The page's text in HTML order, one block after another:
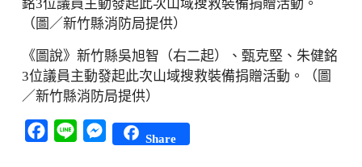
《圖說》新竹縣吳旭智（右二起）、甄克堅、朱健銘
3位議員主動發起此次山域搜救裝備捐贈活動。（圖
／新竹縣消防局提供）
Facebook
Line Messenger
Share